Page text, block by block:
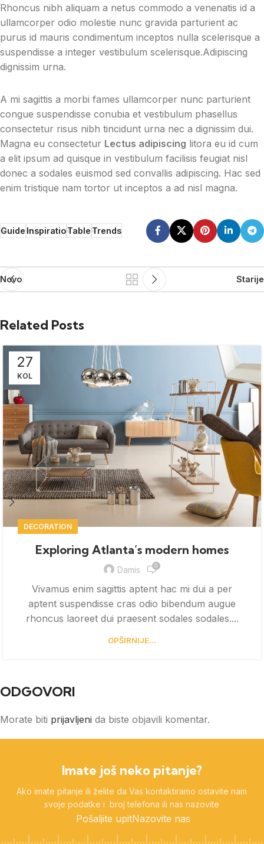
Rhoncus nibh aliquam a netus commodo a venenatis id a
ullamcorper odio molestie nunc gravida parturient ac
purus id mauris condimentum inceptos nulla scelerisque a
suspendisse a integer vestibulum scelerisque.Adipiscing
dignissim urna.
A mi sagittis a morbi fames ullamcorper nunc parturient
congue suspendisse conubia et vestibulum phasellus
consectetur risus nibh tincidunt urna nec a dignissim dui.
Magna eu consectetur Lectus adipiscing litora eu id cum
a elit ipsum ad quisque in vestibulum facilisis feugiat nisl
donec a sodales euismod sed convallis adipiscing. Hac sed
enim tristique nam tortor ut inceptos a ad nisl magna.
GuideInspiratioTableTrends
Novo Starije
Related Posts
27
KOL
DECORATION
Exploring Atlanta’s modern homes
Damis 0
Vivamus enim sagittis aptent hac mi dui a per
aptent suspendisse cras odio bibendum augue
rhoncus laoreet dui praesent sodales sodales....
OPŠIRNIJE...
ODGOVORI
Morate biti prijavljeni da biste objavili komentar.
Imate još neko pitanje?
Ako imate pitanje ili želite da Vas kontaktiramo ostavite nam
svoje podatke i broj telefona ili nas nazovite
Pošaljite upitNazovite nas